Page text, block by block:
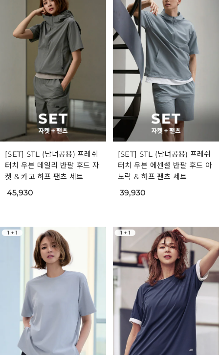
[SET] STL (남녀공용) 프레쉬
터치 우븐 데일리 반팔 후드 자
켓 & 카고 하프 팬츠 세트
45,930
[SET] STL (남녀공용) 프레쉬
터치 우븐 에센셜 반팔 후드 아
노락 & 하프 팬츠 세트
39,930